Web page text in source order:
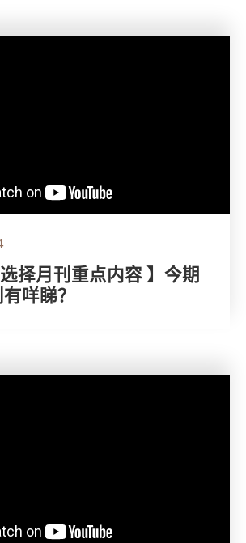
选择月刊重点内容 】今期
咩睇？